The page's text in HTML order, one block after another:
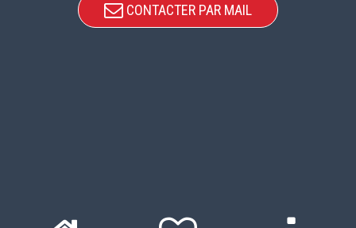
CONTACTER PAR MAIL